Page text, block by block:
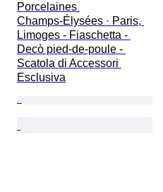
Porcelaines
Champs‑Élysées · Paris,
Limoges - Fiaschetta -
Decò pied-de-poule -
Scatola di Accessori
Esclusiva